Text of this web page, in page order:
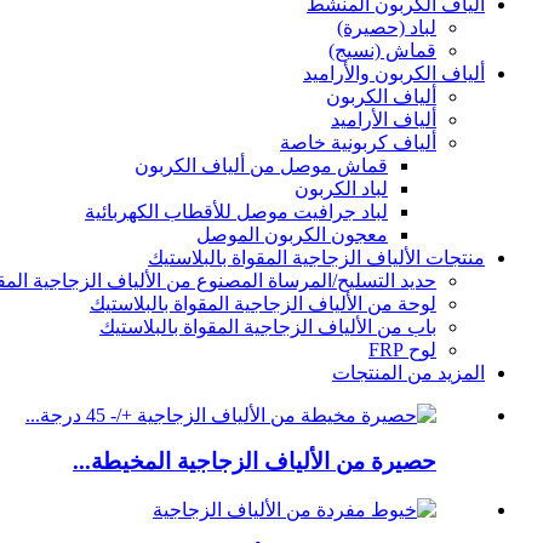
لباد (حصيرة)
قماش (نسيج)
ألياف الكربون والأراميد
ألياف الكربون
ألياف الأراميد
ألياف كربونية خاصة
قماش موصل من ألياف الكربون
لباد الكربون
لباد جرافيت موصل للأقطاب الكهربائية
معجون الكربون الموصل
منتجات الألياف الزجاجية المقواة بالبلاستيك
حديد التسليح/المرساة المصنوع من الألياف الزجاجية
لوحة من الألياف الزجاجية المقواة بالبلاستيك
باب من الألياف الزجاجية المقواة بالبلاستيك
لوح FRP
المزيد من المنتجات
حصيرة من الألياف الزجاجية المخيطة...